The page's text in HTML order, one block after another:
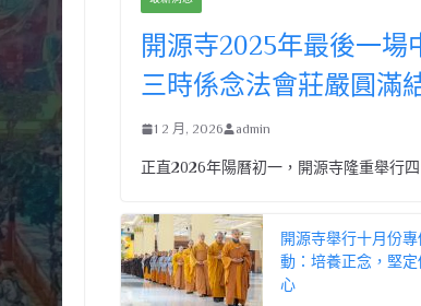
開源寺2025年最後一場
三時係念法會莊嚴圓滿
1 2 月, 2026 admin
正直2026年陽曆初一，開源寺隆重舉行四
開源寺舉行十月份
動：培養正念，堅定
心